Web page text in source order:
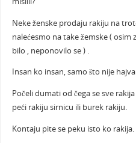
Neke ženske prodaju rakiju na
nalećesmo na take žemske (
bilo , neponovilo se ) .
Insan ko insan, samo što nije
Počeli dumati od čega se sve
peći rakiju sirnicu ili burek rakiju.
Kontaju pite se peku isto ko